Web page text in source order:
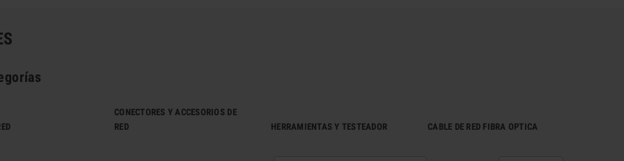
CONECTORES Y ACCESORIOS DE
RED
HERRAMIENTAS Y TESTEADOR CABLE DE RED FIBRA OPTICA